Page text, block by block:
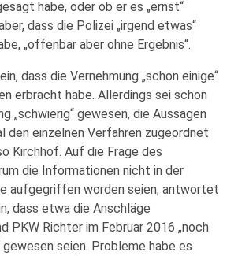
habe, oder ob er es „ernst“
dass die Polizei „irgend etwas“
„offenbar aber ohne Ergebnis“.
dass die Vernehmung „schon einige“
erbracht habe. Allerdings sei schon
„schwierig“ gewesen, die Aussagen
den einzelnen Verfahren zugeordnet
Kirchhof. Auf die Frage des
die Informationen nicht in der
aufgegriffen worden seien, antwortet
dass etwa die Anschläge
PKW Richter im Februar 2016 „noch
seien. Probleme habe es